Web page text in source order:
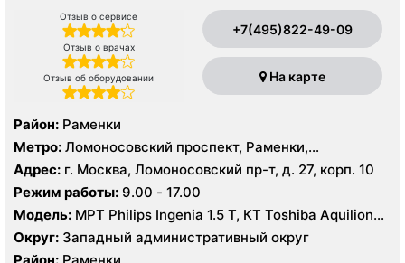
Отзыв о сервисе
Отзыв о врачах
Отзыв об оборудовании
+7(495)822-49-09
На карте
Район: Раменки
Метро: Ломоносовский проспект, Раменки,
Университет
Адрес: г. Москва, Ломоносовский пр-т, д. 27, корп. 10
Режим работы: 9.00 - 17.00
Модель: МРТ Philips Ingenia 1.5 Т, КТ Toshiba Aquilion
64 среза
Округ: Западный административный округ